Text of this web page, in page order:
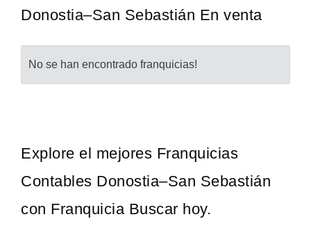
Donostia–San Sebastián En venta
No se han encontrado franquicias!
Explore el mejores Franquicias
Contables Donostia–San Sebastián
con Franquicia Buscar hoy.